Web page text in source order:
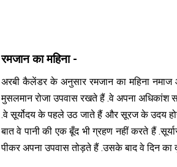
रमजान का महिना -
अरबी कैलेंडर के अनुसार रमजान का महिना नमाज
मुसलमान रोजा उपवास रखते हैं .वे अपना अधिकांश
.वे सूर्योदय के पहले उठ जाते हैं और सूरज के उदय
बात वे पानी की एक बूँद भी ग्रहण नहीं करते हैं
पीकर अपना उपवास तोड़ते हैं .उसके बाद वे दिन